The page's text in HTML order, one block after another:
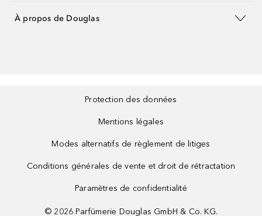
À propos de Douglas
Protection des données
Mentions légales
Modes alternatifs de règlement de litiges
Conditions générales de vente et droit de rétractation
Paramètres de confidentialité
© 2026 Parfümerie Douglas GmbH & Co. KG.